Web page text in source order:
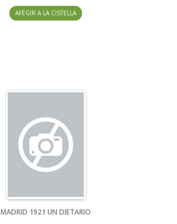
AFEGIR A LA CISTELLA
MADRID 1921 UN DIETARIO